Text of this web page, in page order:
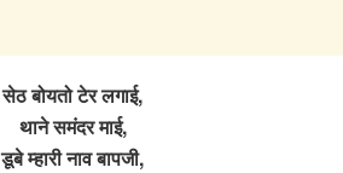
सेठ बोयतो टेर लगाई,
थाने समंदर माई,
डूबे म्हारी नाव बापजी,